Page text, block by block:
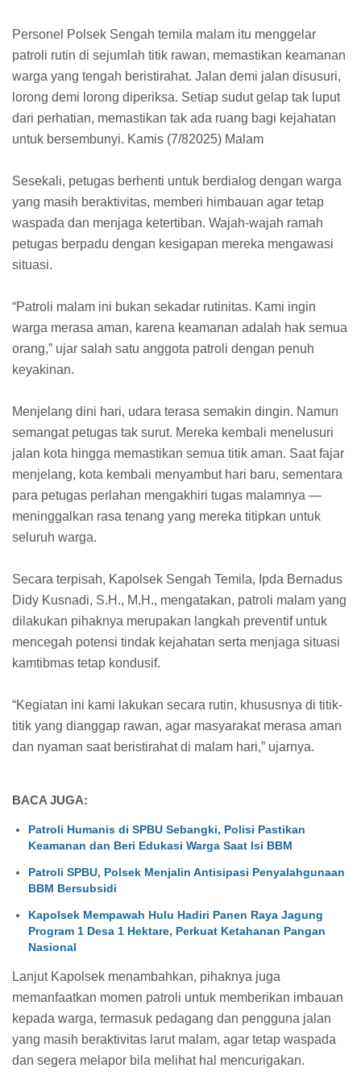
Personel Polsek Sengah temila malam itu menggelar
patroli rutin di sejumlah titik rawan, memastikan keamanan
warga yang tengah beristirahat. Jalan demi jalan disusuri,
lorong demi lorong diperiksa. Setiap sudut gelap tak luput
dari perhatian, memastikan tak ada ruang bagi kejahatan
untuk bersembunyi. Kamis (7/82025) Malam
Sesekali, petugas berhenti untuk berdialog dengan warga
yang masih beraktivitas, memberi himbauan agar tetap
waspada dan menjaga ketertiban. Wajah-wajah ramah
petugas berpadu dengan kesigapan mereka mengawasi
situasi.
“Patroli malam ini bukan sekadar rutinitas. Kami ingin
warga merasa aman, karena keamanan adalah hak semua
orang,” ujar salah satu anggota patroli dengan penuh
keyakinan.
Menjelang dini hari, udara terasa semakin dingin. Namun
semangat petugas tak surut. Mereka kembali menelusuri
jalan kota hingga memastikan semua titik aman. Saat fajar
menjelang, kota kembali menyambut hari baru, sementara
para petugas perlahan mengakhiri tugas malamnya —
meninggalkan rasa tenang yang mereka titipkan untuk
seluruh warga.
Secara terpisah, Kapolsek Sengah Temila, Ipda Bernadus
Didy Kusnadi, S.H., M.H., mengatakan, patroli malam yang
dilakukan pihaknya merupakan langkah preventif untuk
mencegah potensi tindak kejahatan serta menjaga situasi
kamtibmas tetap kondusif.
“Kegiatan ini kami lakukan secara rutin, khususnya di titik-
titik yang dianggap rawan, agar masyarakat merasa aman
dan nyaman saat beristirahat di malam hari,” ujarnya.
BACA JUGA:
Patroli Humanis di SPBU Sebangki, Polisi Pastikan
Keamanan dan Beri Edukasi Warga Saat Isi BBM
Patroli SPBU, Polsek Menjalin Antisipasi Penyalahgunaan
BBM Bersubsidi
Kapolsek Mempawah Hulu Hadiri Panen Raya Jagung
Program 1 Desa 1 Hektare, Perkuat Ketahanan Pangan
Nasional
Lanjut Kapolsek menambahkan, pihaknya juga
memanfaatkan momen patroli untuk memberikan imbauan
kepada warga, termasuk pedagang dan pengguna jalan
yang masih beraktivitas larut malam, agar tetap waspada
dan segera melapor bila melihat hal mencurigakan.